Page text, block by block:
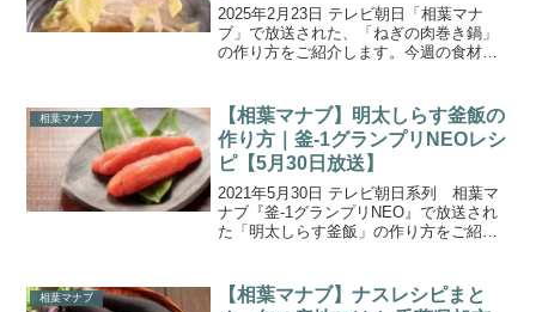
2025年2月23日 テレビ朝日「相葉マナ
ブ」で放送された、「ねぎの肉巻き鍋」
の作り方をご紹介します。今週の食材
ギ」と呼ばれるほど貴重な食材。その太
さとやわらかさを活かし...
相葉マナブ
【相葉マナブ】明太しらす釜飯の
作り方｜釜-1グランプリNEOレシ
ピ【5月30日放送】
2021年5月30日 テレビ朝日系列 相葉マ
ナブ『釜-1グランプリNEO』で放送され
た「明太しらす釜飯」の作り方をご紹介
から多数決で勝者が決められる勝ち抜き
戦で、暫...
相葉マナブ
【相葉マナブ】ナスレシピまと